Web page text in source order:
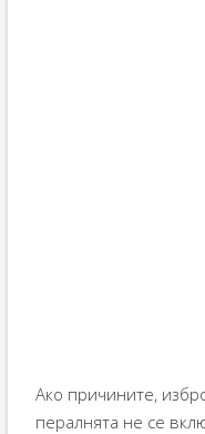
Ако причините,
пералнята не се